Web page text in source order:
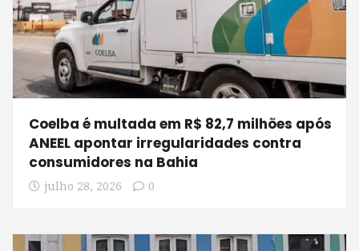
Coelba é multada em R$ 82,7 milhões após
ANEEL apontar irregularidades contra
consumidores na Bahia
julho 28, 2026 0